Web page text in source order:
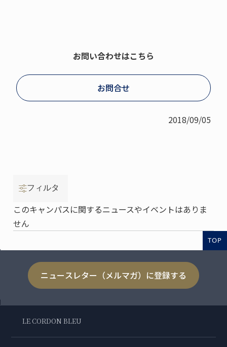
お問い合わせはこちら
お問合せ
2018/09/05
フィルタ
このキャンパスに関するニュースやイベントはありま
せん
TOP
ニュースレター（メルマガ）に登録する
LE CORDON BLEU